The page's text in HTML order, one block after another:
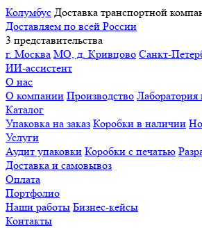
Колумбус Доставка транспортной
Доставляем по всей России
3 представительства
г. Москва МО, д. Кривцово Санкт-
ИИ-ассистент
О нас
О компании Производство Лаборатория
Каталог
Упаковка на заказ Коробки в наличии
Услуги
Аудит упаковки Коробки с печатью
Доставка и самовывоз
Оплата
Портфолио
Наши работы Бизнес-кейсы
Контакты